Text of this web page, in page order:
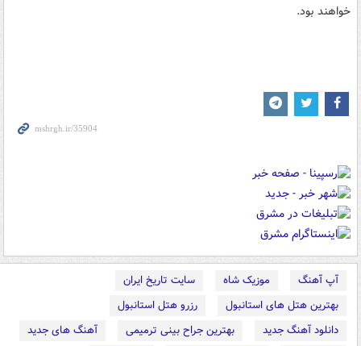
خواهند بود.
آپ آهنگ موزیک شاه
سایت تاریخ ایران
بهترین هتل های استانبول
رزرو هتل استانبول
دانلود آهنگ جدید
بهترین جراح بینی ترمیمی
آهنگ های جدید